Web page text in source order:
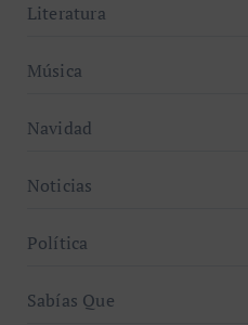
Literatura
Música
Navidad
Noticias
Política
Sabías Que